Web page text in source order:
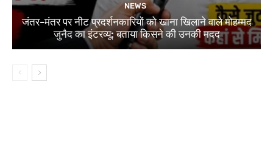
NEWS
जंतर-मंतर पर नीट प्रदर्शनकारियों को खाना खिलाने वाले मोहम्मद
जुनैद का इंटरव्यू: बताया किसने की उनकी मदद